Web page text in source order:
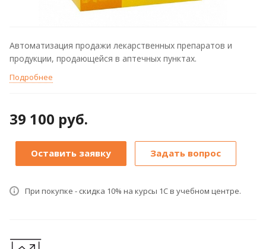
Автоматизация продажи лекарственных препаратов и
продукции, продающейся в аптечных пунктах.
Подробнее
39 100 руб.
Оставить заявку Задать вопрос
При покупке - скидка 10% на курсы 1С в учебном центре.